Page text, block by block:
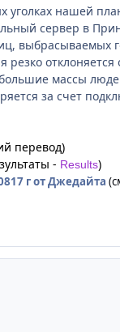
уголках нашей
сервер в
выбрасываемых
резко
массы
за счет
перевод)
- Results)
17 гот Джедайта